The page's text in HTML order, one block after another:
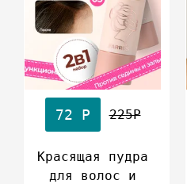
72 Р 225Р
Красящая пудра
для волос и